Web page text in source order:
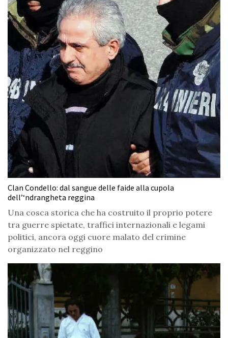
Clan Condello: dal sangue delle faide alla cupola
dell’‘ndrangheta reggina
Una cosca storica che ha costruito il proprio potere
tra guerre spietate, traffici internazionali e legami
politici, ancora oggi cuore malato del crimine
organizzato nel reggino